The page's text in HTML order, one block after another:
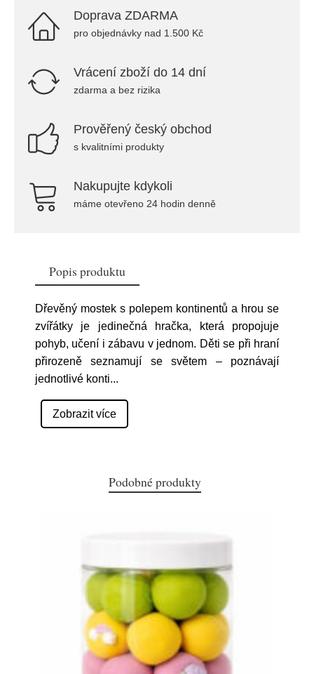
Doprava ZDARMA
pro objednávky nad 1.500 Kč
Vrácení zboží do 14 dní
zdarma a bez rizika
Prověřený český obchod
s kvalitními produkty
Nakupujte kdykoli
máme otevřeno 24 hodin denně
Popis produktu
Dřevěný mostek s polepem kontinentů a hrou se
zvířátky je jedinečná hračka, která propojuje
pohyb, učení i zábavu v jednom. Děti se při hraní
přirozeně seznamují se světem – poznávají
jednotlivé konti...
Zobrazit více
Podobné produkty